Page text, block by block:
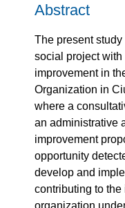
Abstract
The present
social project
improvement in
Organization in
where a
an administrative
improvement
opportunity
develop and
contributing to
organization